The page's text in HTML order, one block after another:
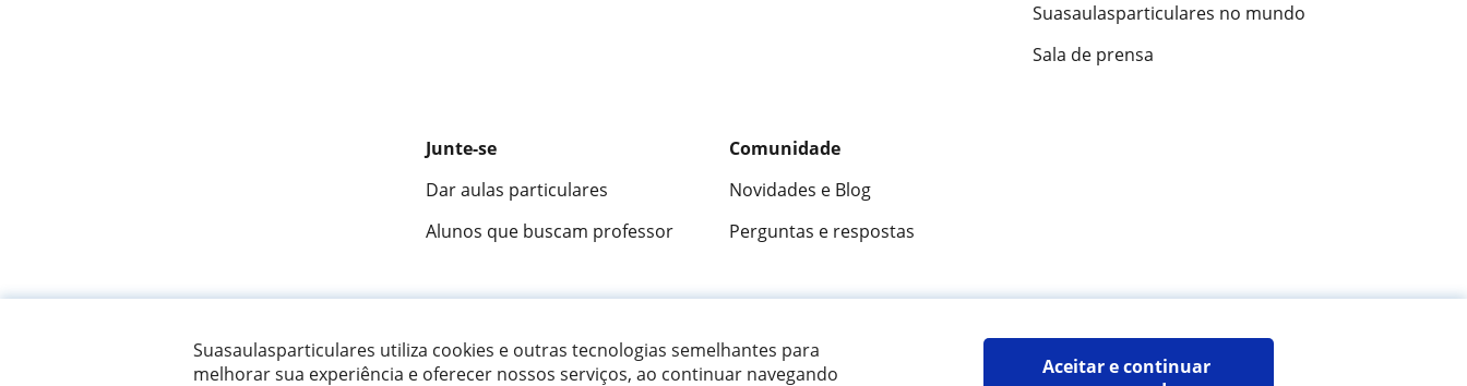
Suasaulasparticulares utiliza cookies e outras tecnologias semelhantes para
melhorar sua experiência e oferecer nossos serviços, ao continuar navegando
Aceitar e continuar
Suasaulasparticulares no mundo
Sala de prensa
Junte-se
Dar aulas particulares
Alunos que buscam professor
Comunidade
Novidades e Blog
Perguntas e respostas
opiniões de alunos